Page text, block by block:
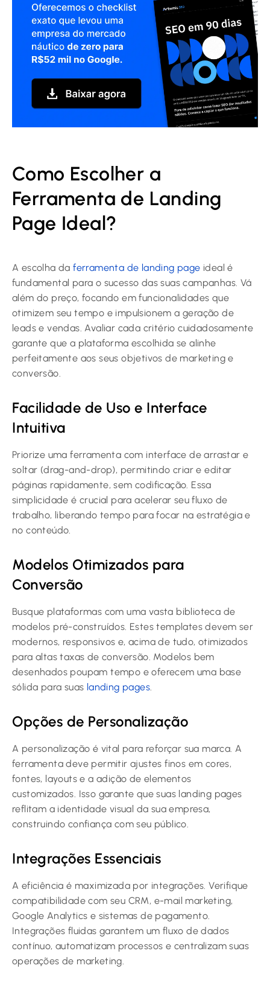
Como Escolher a
Ferramenta de Landing
Page Ideal?
A escolha daferramenta de landing page ideal é
fundamental para o sucesso das suas campanhas. Vá
além do preço, focando em funcionalidades que
otimizem seu tempo e impulsionem a geração de
leads e vendas. Avaliar cada critério cuidadosamente
garante que a plataforma escolhida se alinhe
perfeitamente aos seus objetivos de marketing e
conversão.
Facilidade de Uso e Interface
Intuitiva
Priorize uma ferramenta com interface de arrastar e
soltar (drag-and-drop), permitindo criar e editar
páginas rapidamente, sem codificação. Essa
simplicidade é crucial para acelerar seu fluxo de
trabalho, liberando tempo para focar na estratégia e
no conteúdo.
Modelos Otimizados para
Conversão
Busque plataformas com uma vasta biblioteca de
modelos pré-construídos. Estes templates devem ser
modernos, responsivos e, acima de tudo, otimizados
para altas taxas de conversão. Modelos bem
desenhados poupam tempo e oferecem uma base
sólida para suas landing pages.
Opções de Personalização
A personalização é vital para reforçar sua marca. A
ferramenta deve permitir ajustes finos em cores,
fontes, layouts e a adição de elementos
customizados. Isso garante que suas landing pages
reflitam a identidade visual da sua empresa,
construindo confiança com seu público.
Integrações Essenciais
A eficiência é maximizada por integrações. Verifique
compatibilidade com seu CRM, e-mail marketing,
Google Analytics e sistemas de pagamento.
Integrações fluidas garantem um fluxo de dados
contínuo, automatizam processos e centralizam suas
operações de marketing.